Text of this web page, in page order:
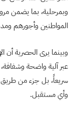
وبمرحلية، بما يضمن
المواطنين وأجورهم
وبينما يرى الحصرية أن
عبر آلية واضحة وشفافة،
سريعاً، بل جزء من طريق
وأي مستقبل.